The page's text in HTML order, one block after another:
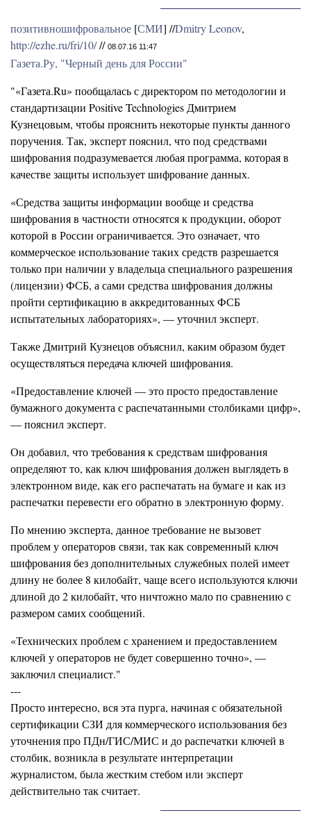
позитивношифровальное [СМИ] //Dmitry Leonov,
http://ezhe.ru/fri/10/// 08.07.16 11:47
Газета.Ру, "Черный день для России"
"«Газета.Ru» пообщалась с директором по методологии и
стандартизации Positive Technologies Дмитрием
Кузнецовым, чтобы прояснить некоторые пункты данного
поручения. Так, эксперт пояснил, что под средствами
шифрования подразумевается любая программа, которая в
качестве защиты использует шифрование данных.
«Средства защиты информации вообще и средства
шифрования в частности относятся к продукции, оборот
которой в России ограничивается. Это означает, что
коммерческое использование таких средств разрешается
только при наличии у владельца специального разрешения
(лицензии) ФСБ, а сами средства шифрования должны
пройти сертификацию в аккредитованных ФСБ
испытательных лабораториях», — уточнил эксперт.
Также Дмитрий Кузнецов объяснил, каким образом будет
осуществляться передача ключей шифрования.
«Предоставление ключей — это просто предоставление
бумажного документа с распечатанными столбиками цифр»,
— пояснил эксперт.
Он добавил, что требования к средствам шифрования
определяют то, как ключ шифрования должен выглядеть в
электронном виде, как его распечатать на бумаге и как из
распечатки перевести его обратно в электронную форму.
По мнению эксперта, данное требование не вызовет
проблем у операторов связи, так как современный ключ
шифрования без дополнительных служебных полей имеет
длину не более 8 килобайт, чаще всего используются ключи
длиной до 2 килобайт, что ничтожно мало по сравнению с
размером самих сообщений.
«Технических проблем с хранением и предоставлением
ключей у операторов не будет совершенно точно», —
заключил специалист."
---
Просто интересно, вся эта пурга, начиная с обязательной
сертификации СЗИ для коммерческого использования без
уточнения про ПДн/ГИС/МИС и до распечатки ключей в
столбик, возникла в результате интерпретации
журналистом, была жестким стебом или эксперт
действительно так считает.